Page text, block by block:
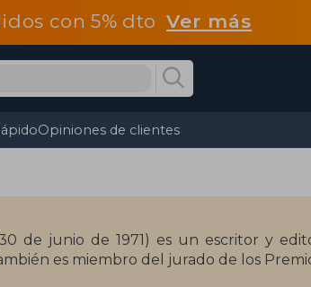
con 5% dtoVer más
Opiniones de clientes
de junio de 1971) es un escritor y
es miembro del jurado de los